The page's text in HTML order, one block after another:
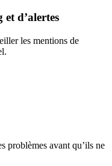
d’alertes
les mentions de
problèmes avant qu’ils ne